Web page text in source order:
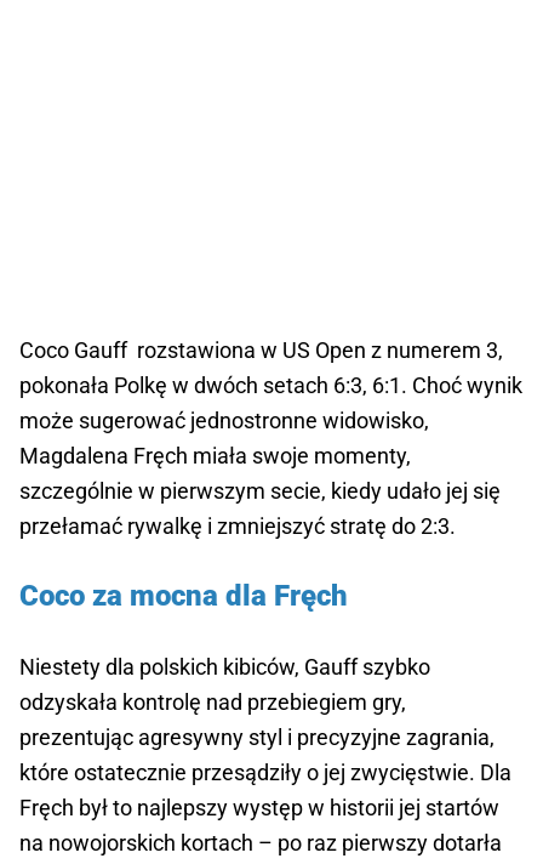
Coco Gauff rozstawiona w US Open z numerem 3,
pokonała Polkę w dwóch setach 6:3, 6:1. Choć wynik
może sugerować jednostronne widowisko,
Magdalena Fręch miała swoje momenty,
szczególnie w pierwszym secie, kiedy udało jej się
przełamać rywalkę i zmniejszyć stratę do 2:3.
Coco za mocna dla Fręch
Niestety dla polskich kibiców, Gauff szybko
odzyskała kontrolę nad przebiegiem gry,
prezentując agresywny styl i precyzyjne zagrania,
które ostatecznie przesądziły o jej zwycięstwie. Dla
Fręch był to najlepszy występ w historii jej startów
na nowojorskich kortach – po raz pierwszy dotarła